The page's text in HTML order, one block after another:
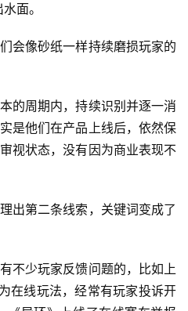
面。
会像砂纸一样持续磨损玩家的
的周期内，持续识别并逐一消
是他们在产品上线后，依然保
视状态，没有因为商业表现不
出第二条线索，关键词变成了
不少玩家反馈问题的，比如上
在线玩法，经常有玩家投诉开